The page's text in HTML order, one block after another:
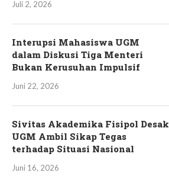
Juli 2, 2026
Interupsi Mahasiswa UGM
dalam Diskusi Tiga Menteri
Bukan Kerusuhan Impulsif
Juni 22, 2026
Sivitas Akademika Fisipol Desak
UGM Ambil Sikap Tegas
terhadap Situasi Nasional
Juni 16, 2026